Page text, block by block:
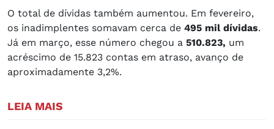
O total de dívidas também aumentou. Em fevereiro,
os inadimplentes somavam cerca de 495 mil dívidas.
Já em março, esse número chegou a 510.823, um
acréscimo de 15.823 contas em atraso, avanço de
aproximadamente 3,2%.
LEIA MAIS